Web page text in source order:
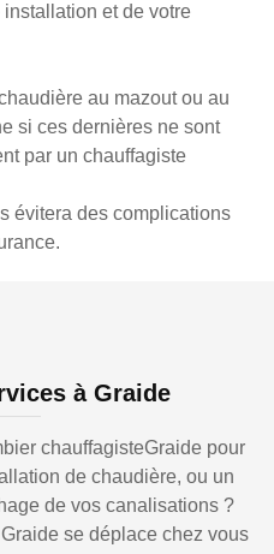
et de votre
au mazout ou au
si ces dernières ne sont
par un chauffagiste
évitera des complications
à Graide
chauffagisteGraide pour
de chaudière, ou un
de vos canalisations ?
se déplace chez vous